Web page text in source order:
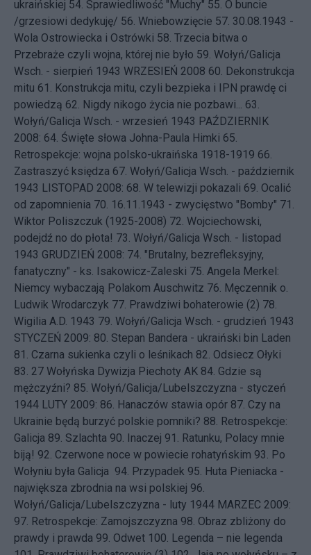
ukraińskiej 54. Sprawiedliwość "Muchy" 55. O buncie
/grzesiowi dedykuję/ 56. Wniebowzięcie 57. 30.08.1943 -
Wola Ostrowiecka i Ostrówki 58. Trzecia bitwa o
Przebraże czyli wojna, której nie było 59. Wołyń/Galicja
Wsch. - sierpień 1943 WRZESIEŃ 2008 60. Dekonstrukcja
mitu 61. Konstrukcja mitu, czyli bezpieka i IPN prawdę ci
powiedzą 62. Nigdy nikogo życia nie pozbawi... 63.
Wołyń/Galicja Wsch. - wrzesień 1943 PAŹDZIERNIK
2008: 64. Święte słowa Johna-Paula Himki 65.
Retrospekcje: wojna polsko-ukraińska 1918-1919 66.
Zastraszyć księdza 67. Wołyń/Galicja Wsch. - październik
1943 LISTOPAD 2008: 68. W telewizji pokazali 69. Ocalić
od zapomnienia 70. 16.11.1943 - zwycięstwo "Bomby" 71.
Wiktor Poliszczuk (1925-2008) 72. Wojciechowski,
podejdź no do płota! 73. Wołyń/Galicja Wsch. - listopad
1943 GRUDZIEŃ 2008: 74. "Brutalny, bezrefleksyjny,
fanatyczny" - ks. Isakowicz-Zaleski 75. Angela Merkel:
Niemcy wybaczają Polakom Auschwitz 76. Męczennik o.
Ludwik Wrodarczyk 77. Prawdziwi bohaterowie (2) 78.
Wigilia A.D. 1943 79. Wołyń/Galicja Wsch. - grudzień 1943
STYCZEŃ 2009: 80. Stepan Bandera - ukraiński bin Laden
81. Czarna sukienka czyli o leśnikach 82. Odsiecz Ołyki
83. 27 Wołyńska Dywizja Piechoty AK 84. Gdzie są
mężczyźni? 85. Wołyń/Galicja/Lubelszczyzna - styczeń
1944 LUTY 2009: 86. Hanaczów stawia opór 87. Czy na
Ukrainie będą burzyć polskie pomniki? 88. Retrospekcje:
Galicja 89. Szlachta 90. Inaczej 91. Ratunku, Polacy mnie
biją! 92. Czerwone noce w powiecie rohatyńskim 93. Po
Wołyniu była Galicja 94. Przypadek 95. Huta Pieniacka -
największa zbrodnia na wsi polskiej 96.
Wołyń/Galicja/Lubelszczyzna - luty 1944 MARZEC 2009:
97. Retrospekcje: Zamojszczyzna 98. Obraz zbliżony do
prawdy i prawda 99. Odwet 100. Legenda – nie legenda